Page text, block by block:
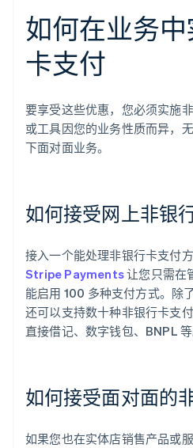
如何在业务
卡支付
要享受这些优惠，您必须实施
或工具因您的业务性质而异，
下面对面业务。
如何接受网上非银
接入一个能处理非银行卡支付
Stripe Payments让您只需在
能启用 100 多种支付方式。除
还可以支持数十种非银行卡支
直接借记、数字钱包、BNPL 等
如何接受面对面的
如果您也在实体店销售产品或